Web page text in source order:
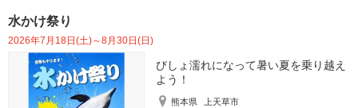
水かけ祭り
2026年7月18日(土)～8月30日(日)
びしょ濡れになって暑い夏を乗り越え
よう！
熊本県
上天草市